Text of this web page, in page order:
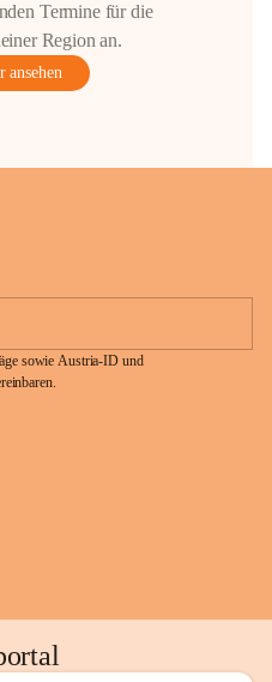
Termine für die
Region an.
ansehen
sowie Austria-ID und